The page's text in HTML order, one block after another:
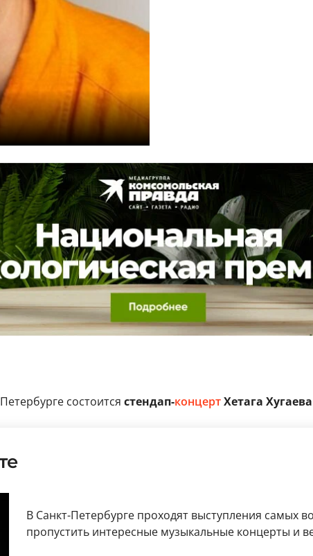
состоится стендап-концертХетага Хугаева
В Санкт-Петербурге проходят выступления самых
пропустить интересные музыкальные концерты и